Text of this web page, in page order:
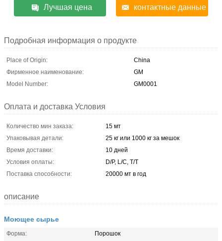
Лучшая цена контактные данные
Подробная информация о продукте
Place of Origin:
China
Фирменное наименование:
GM
Model Number:
GM0001
Оплата и доставка Условия
Количество мин заказа:
15 мт
Упаковывая детали:
25 кг или 1000 кг за мешок
Время доставки:
10 дней
Условия оплаты:
D/P, L/C, T/T
Поставка способности:
20000 мт в год
описание
Моющее сырье
Форма:
Порошок